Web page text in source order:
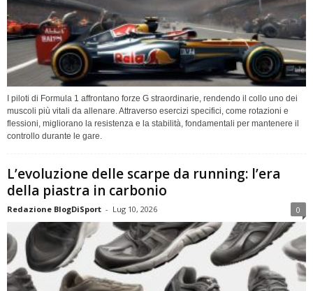
I piloti di Formula 1 affrontano forze G straordinarie, rendendo il collo uno dei
muscoli più vitali da allenare. Attraverso esercizi specifici, come rotazioni e
flessioni, migliorano la resistenza e la stabilità, fondamentali per mantenere il
controllo durante le gare.
L’evoluzione delle scarpe da running: l’era
della piastra in carbonio
Redazione BlogDiSport - Lug 10, 2026 0